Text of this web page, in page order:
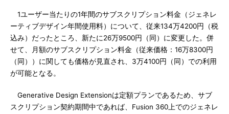
1ユーザー当たりの1年間のサブスクリプション料金（ジェネレ
ーティブデザイン年間使用料）について、従来134万4200円（税
込み）だったところ、新たに26万9500円（同）に変更した。併
せて、月額のサブスクリプション料金（従来価格：16万8300円
（同））に関しても価格が見直され、3万4100円（同）での利用
が可能となる。
Generative Design Extensionは定額プランであるため、サブ
スクリプション契約期間中であれば、Fusion 360上でのジェネレ